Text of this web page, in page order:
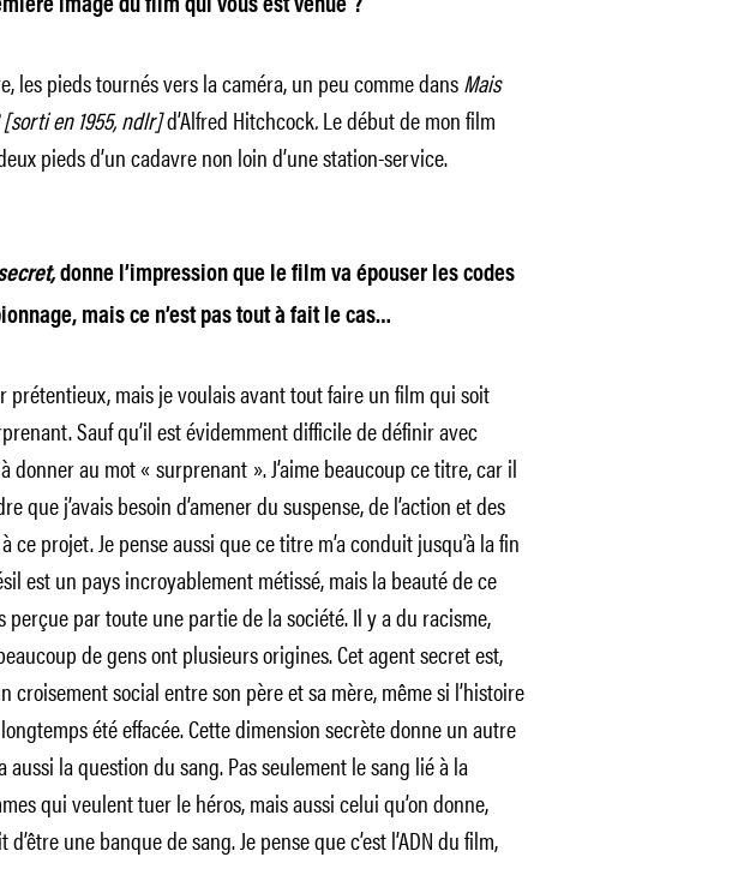
image du film qui vous est venue ?
les pieds tournés vers la caméra, un peu comme dansMais
[sorti en 1955, ndlr]d’Alfred Hitchcock.Le début de mon film
pieds d’un cadavre non loin d’une station-service.
donne l’impression que le film va épouser les codes
mais ce n’est pas tout à fait le cas…
prétentieux, mais je voulais avant tout faire un film qui soit
Sauf qu’il est évidemment difficile de définir avec
donner au mot « surprenant ». J’aime beaucoup ce titre, car il
que j’avais besoin d’amener du suspense, de l’action et des
ce projet. Je pense aussi que ce titre m’a conduit jusqu’à la fin
est un pays incroyablement métissé, mais la beauté de ce
perçue par toute une partie de la société. Il y a du racisme,
de gens ont plusieurs origines. Cet agent secret est,
croisement social entre son père et sa mère, même si l’histoire
été effacée. Cette dimension secrète donne un autre
aussi la question du sang. Pas seulement le sang lié à la
qui veulent tuer le héros, mais aussi celui qu’on donne,
d’être une banque de sang. Je pense que c’est l’ADN du film,